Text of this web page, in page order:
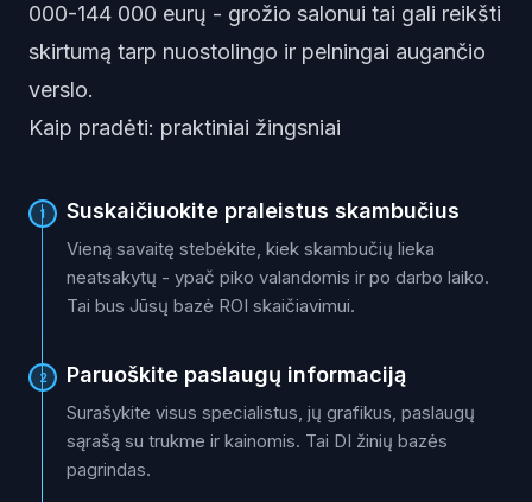
000-144 000 eurų - grožio salonui tai gali reikšti
skirtumą tarp nuostolingo ir pelningai augančio
verslo.
Kaip pradėti: praktiniai žingsniai
1 Suskaičiuokite praleistus skambučius
Vieną savaitę stebėkite, kiek skambučių lieka
neatsakytų - ypač piko valandomis ir po darbo laiko.
Tai bus Jūsų bazė ROI skaičiavimui.
2 Paruoškite paslaugų informaciją
Surašykite visus specialistus, jų grafikus, paslaugų
sąrašą su trukme ir kainomis. Tai DI žinių bazės
pagrindas.